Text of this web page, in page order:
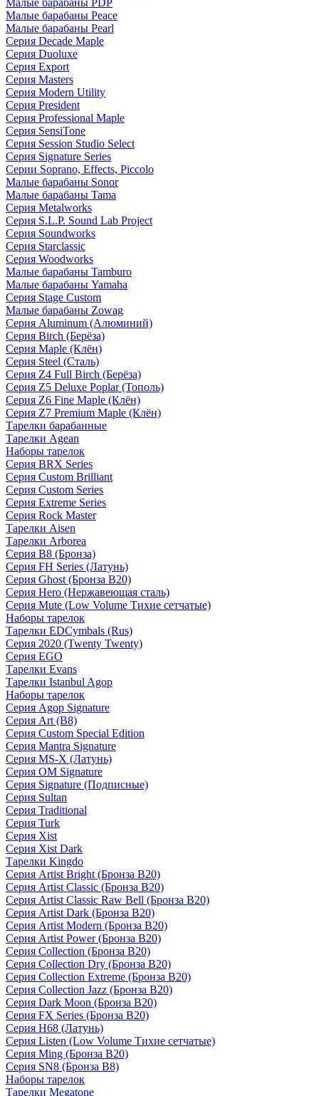
Малые барабаны PDP
Малые барабаны Peace
Малые барабаны Pearl
Серия Decade Maple
Серия Duoluxe
Серия Export
Серия Masters
Серия Modern Utility
Серия President
Серия Professional Maple
Серия SensiTone
Серия Session Studio Select
Серия Signature Series
Серии Soprano, Effects, Piccolo
Малые барабаны Sonor
Малые барабаны Tama
Серия Metalworks
Серия S.L.P. Sound Lab Project
Серия Soundworks
Серия Starclassic
Серия Woodworks
Малые барабаны Tamburo
Малые барабаны Yamaha
Серия Stage Custom
Малые барабаны Zowag
Серия Aluminum (Алюминий)
Серия Birch (Берёза)
Серия Maple (Клён)
Серия Steel (Сталь)
Серия Z4 Full Birch (Берёза)
Серия Z5 Deluxe Poplar (Тополь)
Серия Z6 Fine Maple (Клён)
Серия Z7 Premium Maple (Клён)
Тарелки барабанные
Тарелки Agean
Наборы тарелок
Серия BRX Series
Серия Custom Brilliant
Серия Custom Series
Серия Extreme Series
Серия Rock Master
Тарелки Aisen
Тарелки Arborea
Серия B8 (Бронза)
Серия FH Series (Латунь)
Серия Ghost (Бронза B20)
Серия Hero (Нержавеющая сталь)
Серия Mute (Low Volume Тихие сетчатые)
Наборы тарелок
Тарелки EDCymbals (Rus)
Серия 2020 (Twenty Twenty)
Серия EGO
Тарелки Evans
Тарелки Istanbul Agop
Наборы тарелок
Серия Agop Signature
Серия Art (B8)
Серия Custom Special Edition
Серия Mantra Signature
Серия MS-X (Латунь)
Серия OM Signature
Серия Signature (Подписные)
Серия Sultan
Серия Traditional
Серия Turk
Серия Xist
Серия Xist Dark
Тарелки Kingdo
Серия Artist Bright (Бронза B20)
Серия Artist Classic (Бронза B20)
Серия Artist Classic Raw Bell (Бронза B20)
Серия Artist Dark (Бронза B20)
Серия Artist Modern (Бронза B20)
Серия Artist Power (Бронза B20)
Серия Collection (Бронза B20)
Серия Collection Dry (Бронза B20)
Серия Collection Extreme (Бронза B20)
Серия Collection Jazz (Бронза B20)
Серия Dark Moon (Бронза B20)
Серия FX Series (Бронза B20)
Серия H68 (Латунь)
Серия Listen (Low Volume Тихие сетчатые)
Серия Ming (Бронза B20)
Серия SN8 (Бронза B8)
Наборы тарелок
Тарелки Megatone